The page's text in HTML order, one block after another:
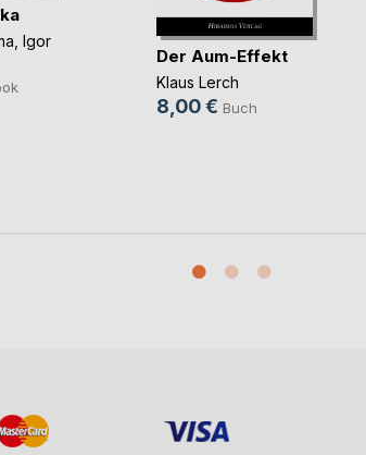
Igor
Der Aum-Effekt
Klaus Lerch
8,00 € Buch